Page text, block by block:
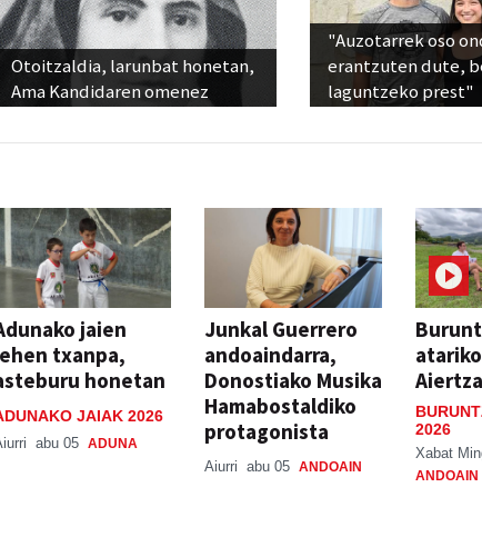
Otoitzaldia, larunbat honetan,
Ama Kandidaren omenez
"Auzotarrek oso
erantzuten dute,
laguntzeko prest"
jaien
txanpa,
honetan
JAIAK 2026
abu 05 ADUNA
Junkal Guerrero
andoaindarra,
Donostiako Musika
Hamabostaldiko
protagonista
Aiurri abu 05 ANDOAIN
2026
Xabat
ANDOAIN